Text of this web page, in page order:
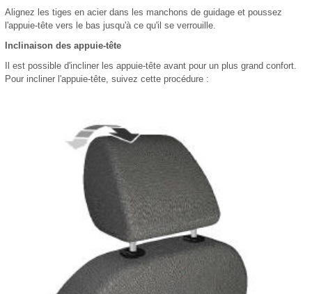
Alignez les tiges en acier dans les manchons de guidage et poussez
l'appuie-tête vers le bas jusqu'à ce qu'il se verrouille.
Inclinaison des appuie-tête
Il est possible d'incliner les appuie-tête avant pour un plus grand confort.
Pour incliner l'appuie-tête, suivez cette procédure :